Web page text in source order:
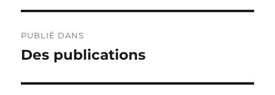
de
PUBLIÉ DANS
Des publications